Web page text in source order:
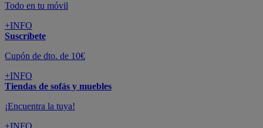
Todo en tu móvil
+INFO
Suscríbete
Cupón de dto. de 10€
+INFO
Tiendas de sofás y muebles
¡Encuentra la tuya!
+INFO